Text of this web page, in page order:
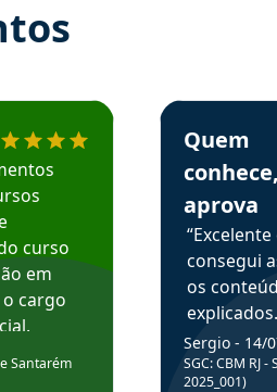
o Aprova Concursos em
curso
em
cargo
na
Santarém
Estudante
Quem
conhece,
aprova
consegui
os
Sergio - 14/
SGC: CBM RJ
2025_001)